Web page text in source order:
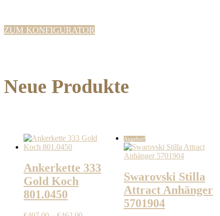
ZUM KONFIGURATOR
Neue Produkte
Ankerkette 333
Gold Koch
801.0450
Angebot!
Swarovski Stilla
Attract Anhänger
5701904